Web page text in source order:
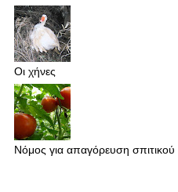
Οι χήνες
Νόμος για απαγόρευση